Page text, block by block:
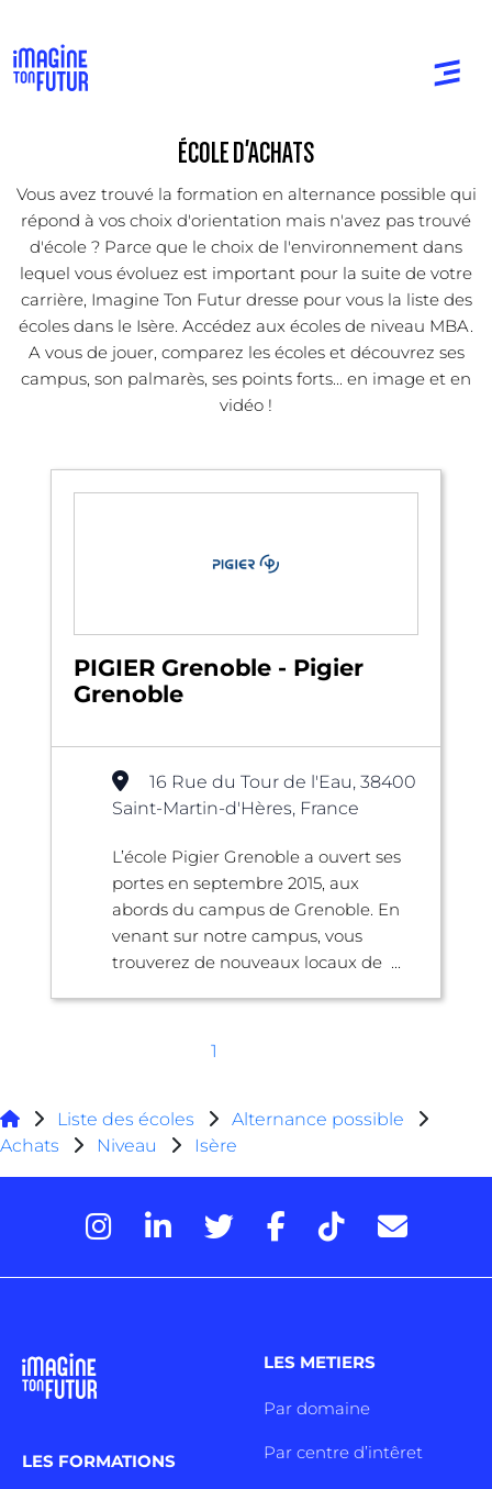
ÉCOLE D'ACHATS
Vous avez trouvé la formation en alternance possible qui
répond à vos choix d'orientation mais n'avez pas trouvé
d'école ? Parce que le choix de l'environnement dans
lequel vous évoluez est important pour la suite de votre
carrière, Imagine Ton Futur dresse pour vous la liste des
écoles dans le Isère. Accédez aux écoles de niveau MBA.
A vous de jouer, comparez les écoles et découvrez ses
campus, son palmarès, ses points forts... en image et en
vidéo !
PIGIER Grenoble - Pigier
Grenoble
16 Rue du Tour de l'Eau, 38400
Saint-Martin-d'Hères, France
L’école Pigier Grenoble a ouvert ses
portes en septembre 2015, aux
abords du campus de Grenoble. En
venant sur notre campus, vous
trouverez de nouveaux locaux de ...
1
Liste des écoles
Alternance possible
Achats
Niveau Isère
LES FORMATIONS
LES METIERS
Par domaine
Par centre d’intêret